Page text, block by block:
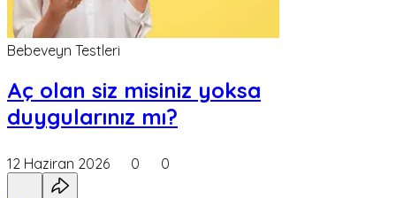
Bebeveyn Testleri
Aç olan siz misiniz yoksa
duygularınız mı?
12 Haziran 2026 0 0